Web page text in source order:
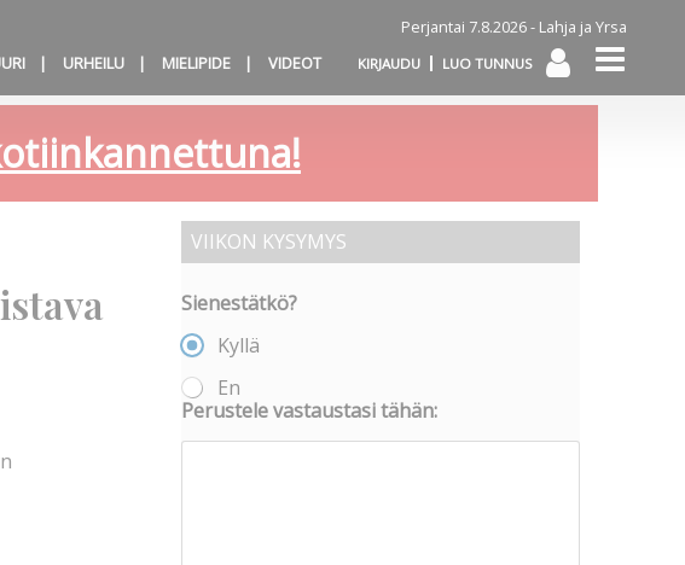
Perjantai 7.8.2026 - Lahja ja Yrsa
URHEILU MIELIPIDE VIDEOT KIRJAUDU LUO TUNNUS
VIIKON KYSYMYS
Sienestätkö?
Kyllä
En
Perustele vastaustasi tähän: